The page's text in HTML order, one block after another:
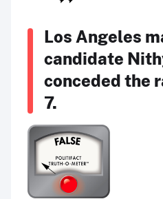
Los Angeles
candidate
conceded the
7.